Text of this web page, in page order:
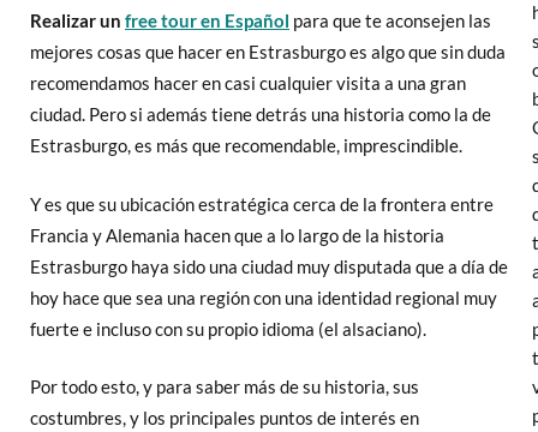
Realizar un free tour en Español para que te aconsejen las
mejores cosas que hacer en Estrasburgo es algo que sin duda
recomendamos hacer en casi cualquier visita a una gran
ciudad. Pero si además tiene detrás una historia como la de
Estrasburgo, es más que recomendable, imprescindible.
Y es que su ubicación estratégica cerca de la frontera entre
Francia y Alemania hacen que a lo largo de la historia
Estrasburgo haya sido una ciudad muy disputada que a día de
hoy hace que sea una región con una identidad regional muy
fuerte e incluso con su propio idioma (el alsaciano).
Por todo esto, y para saber más de su historia, sus
costumbres, y los principales puntos de interés en